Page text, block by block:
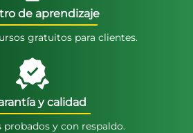
de aprendizaje
gratuitos para clientes.
y calidad
probados y con respaldo.